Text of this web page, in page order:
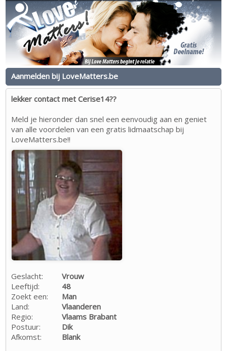
Aanmelden bij LoveMatters.be
lekker contact met Cerise14??
Meld je hieronder dan snel een eenvoudig aan en geniet
van alle voordelen van een gratis lidmaatschap bij
LoveMatters.be!!
Geslacht:
Vrouw
Leeftijd:
48
Zoekt een:
Man
Land:
Vlaanderen
Regio:
Vlaams Brabant
Postuur:
Dik
Afkomst:
Blank